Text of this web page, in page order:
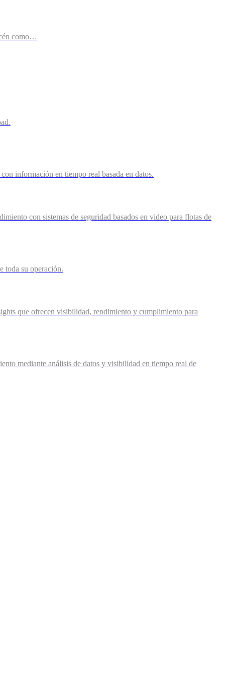
como…
información en tiempo real basada en datos.
con sistemas de seguridad basados en video para flotas de
toda su operación.
que ofrecen visibilidad, rendimiento y cumplimiento para
mediante análisis de datos y visibilidad en tiempo real de